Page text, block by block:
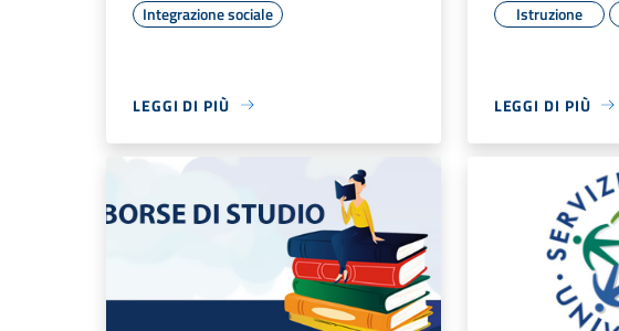
Integrazione sociale
LEGGI DI PIÙ
Istruzione
LEGGI DI PIÙ